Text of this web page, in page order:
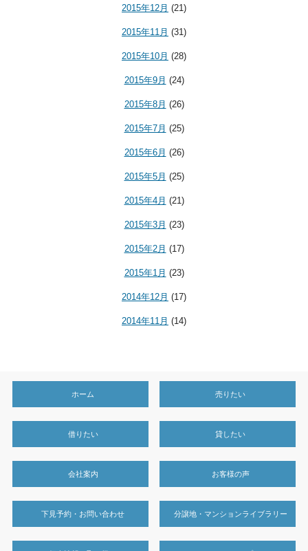
2015年12月 (21)
2015年11月 (31)
2015年10月 (28)
2015年9月 (24)
2015年8月 (26)
2015年7月 (25)
2015年6月 (26)
2015年5月 (25)
2015年4月 (21)
2015年3月 (23)
2015年2月 (17)
2015年1月 (23)
2014年12月 (17)
2014年11月 (14)
ホーム 売りたい
借りたい 貸したい
会社案内 お客様の声
下見予約・お問い合わせ 分譲地・マンションライブラリー